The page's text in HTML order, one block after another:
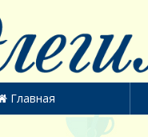
Главная